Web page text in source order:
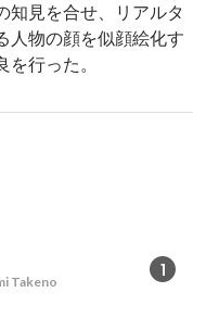
知見を合せ、リアルタ
人物の顔を似顔絵化す
行った。
1
Takeno